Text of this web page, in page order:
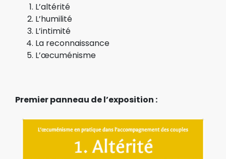
L’altérité
L’humilité
L’intimité
La reconnaissance
L’œcuménisme
Premier panneau de l’exposition :